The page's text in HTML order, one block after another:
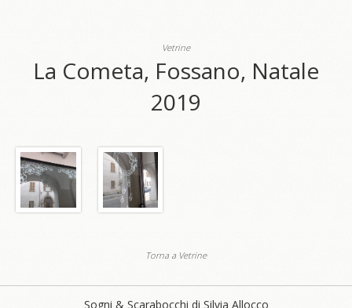
Vetrine
La Cometa, Fossano, Natale
2019
Torna a Vetrine
Sogni & Scarabocchi di Silvia Allocco